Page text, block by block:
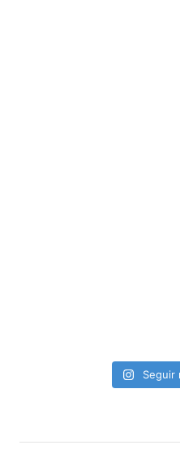
Seguir